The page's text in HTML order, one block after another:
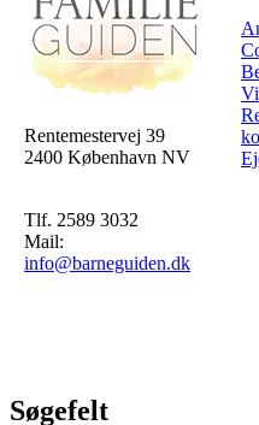
Rentemestervej 39
2400 København NV
Tlf. 2589 3032
Mail:
info@barneguiden.dk
Søgefelt